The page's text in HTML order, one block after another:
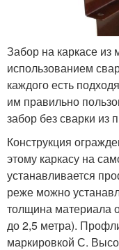
Забор на каркасе из
использованием
каждого есть
им правильно
забор без сварки из
Конструкция
этому каркасу на
устанавливается
реже можно
толщина материала
до 2,5 метра).
маркировкой С.